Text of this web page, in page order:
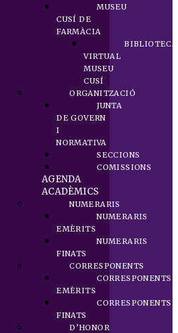
MUSEU
CUSÍ DE
FARMÀCIA
BIBLIOTECA
VIRTUAL
MUSEU
CUSÍ
ORGANITZACIÓ
JUNTA
DE GOVERN
I
NORMATIVA
SECCIONS
COMISSIONS
AGENDA
ACADÈMICS
NUMERARIS
NUMERARIS
EMÈRITS
NUMERARIS
FINATS
CORRESPONENTS
CORRESPONENTS
EMÈRITS
CORRESPONENTS
FINATS
D’HONOR